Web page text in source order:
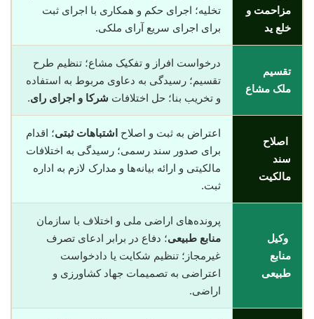
مزاحمت و
خلع ید
تخلیه؛ اجرای حکم و همکاری با اجرای ثبت
برای اجرای سریع آرای ملکی.
تقسیم
ملک مشاع
درخواست افراز و تفکیک مشاع؛ تنظیم طرح
تقسیم؛ رسیدگی به دعاوی مربوط به استفاده
و تخریب بنا؛ حل اختلافات شرکا و اجرای رای.
اصلاح
سند
مالکیت
اعتراض به ثبت و اصلاح اشتباهات ثبتی؛ اقدام
برای صدور سند رسمی؛ رسیدگی به اختلافات
مالکیتی و ارائه بیانه‌ها و مدارک لازم به اداره
ثبت.
وکیل
منابع
طبیعی
پرونده‌های اراضی ملی و اختلاف با سازمان
منابع طبیعی؛ دفاع در برابر ادعای تصرف
غیرمجاز؛ تنظیم شکایت یا دادخواست
اعتراضی به تصمیمات جهاد کشاورزی و
اراضی.